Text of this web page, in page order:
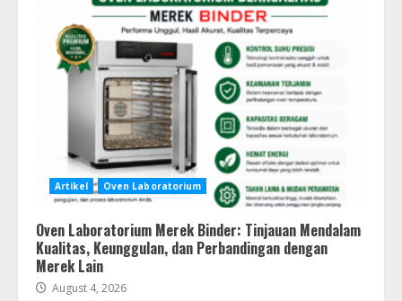
Artikel Oven Laboratorium
Oven Laboratorium Merek Binder: Tinjauan Mendalam
Kualitas, Keunggulan, dan Perbandingan dengan
Merek Lain
August 4, 2026